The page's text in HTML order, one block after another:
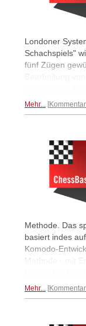
Londoner
Schachspiels"
fünf Zügen
Bearbeitung
Mehr...
Methode. Das
basiert indes
Komodo-
Methode - mit
Mehr...